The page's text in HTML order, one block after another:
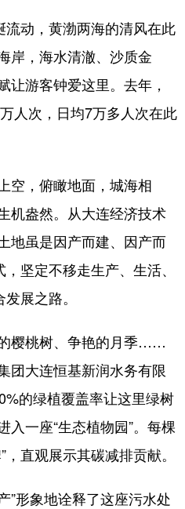
动，黄渤两海的清风在此
岸，海水清澈、沙质金
游客钟爱这里。去年，
人次，日均7万多人次在此
，俯瞰地面，城海相
机盎然。从大连经济技术
地虽是因产而建、因产而
坚定不移走生产、生活、
展之路。
樱桃树、争艳的月季……
团大连恒基新润水务有限
的绿植覆盖率让这里绿树
入一座“生态植物园”。每棵
直观展示其碳减排贡献。
形象地诠释了这座污水处